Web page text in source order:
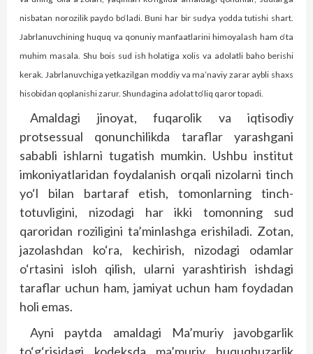
nisbatan norozilik paydo bo‘ladi. Buni har bir sudya yodda tutishi shart.
Jabrlanuvchining huquq va qonuniy manfaatlarini himoyalash ham o‘ta
muhim masala. Shu bois sud ish holatiga xolis va adolatli baho berishi
kerak. Jabrlanuvchiga yetkazilgan moddiy va ma’naviy zarar aybli shaxs
hisobidan qoplanishi zarur. Shundagina adolat to‘liq qaror topadi.
Amaldagi jinoyat, fuqarolik va iqtisodiy
protsessual qonunchilikda taraflar yarashgani
sababli ishlarni tugatish mumkin. Ushbu institut
imkoniyatlaridan foydalanish orqali nizolarni tinch
yo‘l bilan bartaraf etish, tomonlarning tinch-
totuvligini, nizodagi har ikki tomonning sud
qaroridan roziligini ta’minlashga erishiladi. Zotan,
jazolashdan ko‘ra, kechirish, nizodagi odamlar
o‘rtasini isloh qilish, ularni yarashtirish ishdagi
taraflar uchun ham, jamiyat uchun ham foydadan
holi emas.
Ayni paytda amaldagi Ma’muriy javobgarlik